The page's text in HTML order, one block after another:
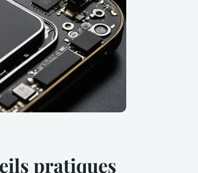
pratiques